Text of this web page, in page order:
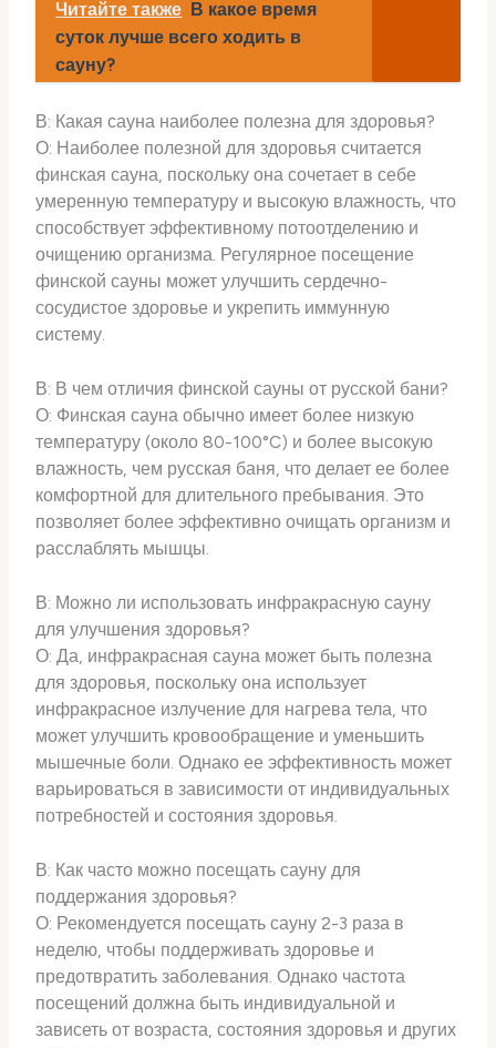
Читайте также В какое время
суток лучше всего ходить в
сауну?
В: Какая сауна наиболее полезна для здоровья?
О: Наиболее полезной для здоровья считается
финская сауна, поскольку она сочетает в себе
умеренную температуру и высокую влажность, что
способствует эффективному потоотделению и
очищению организма. Регулярное посещение
финской сауны может улучшить сердечно-
сосудистое здоровье и укрепить иммунную
систему.
В: В чем отличия финской сауны от русской бани?
О: Финская сауна обычно имеет более низкую
температуру (около 80-100°C) и более высокую
влажность, чем русская баня, что делает ее более
комфортной для длительного пребывания. Это
позволяет более эффективно очищать организм и
расслаблять мышцы.
В: Можно ли использовать инфракрасную сауну
для улучшения здоровья?
О: Да, инфракрасная сауна может быть полезна
для здоровья, поскольку она использует
инфракрасное излучение для нагрева тела, что
может улучшить кровообращение и уменьшить
мышечные боли. Однако ее эффективность может
варьироваться в зависимости от индивидуальных
потребностей и состояния здоровья.
В: Как часто можно посещать сауну для
поддержания здоровья?
О: Рекомендуется посещать сауну 2-3 раза в
неделю, чтобы поддерживать здоровье и
предотвратить заболевания. Однако частота
посещений должна быть индивидуальной и
зависеть от возраста, состояния здоровья и других